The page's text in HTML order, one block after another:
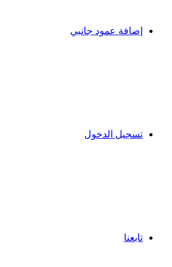
إضافة عمود جانبي
تسجيل الدخول
تابعنا